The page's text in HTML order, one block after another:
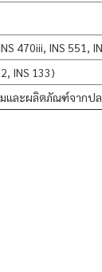
470iii, INS 551,
INS 133)
และผลิตภัณฑ์จากป